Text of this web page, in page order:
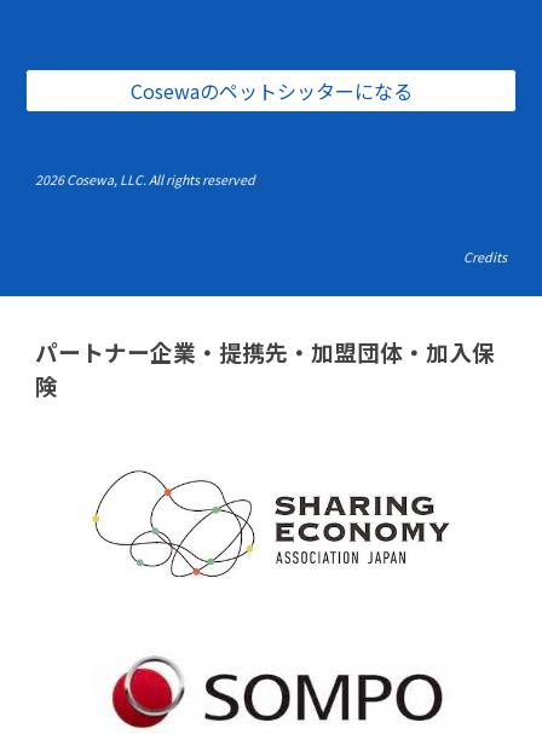
Cosewaのペットシッターになる
2026 Cosewa, LLC. All rights reserved
Credits
パートナー企業・提携先・加盟団体・加入保
険